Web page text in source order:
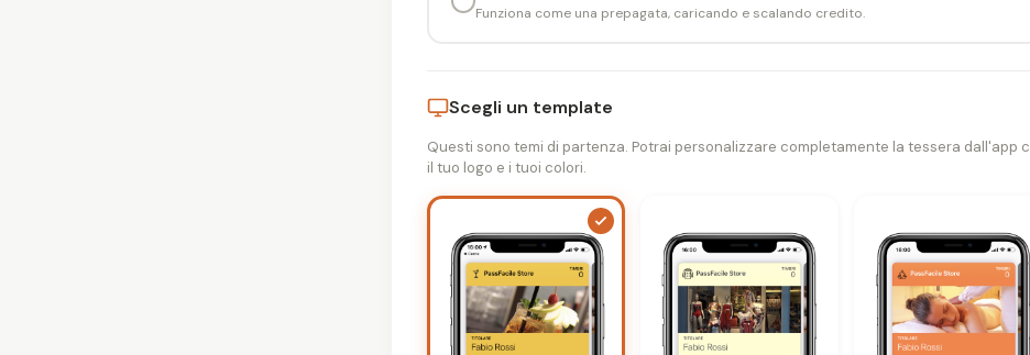
Funziona come una prepagata, caricando e scalando credito.
Scegli un template
Questi sono temi di partenza. Potrai personalizzare completamente la tessera dall'app
il tuo logo e i tuoi colori.